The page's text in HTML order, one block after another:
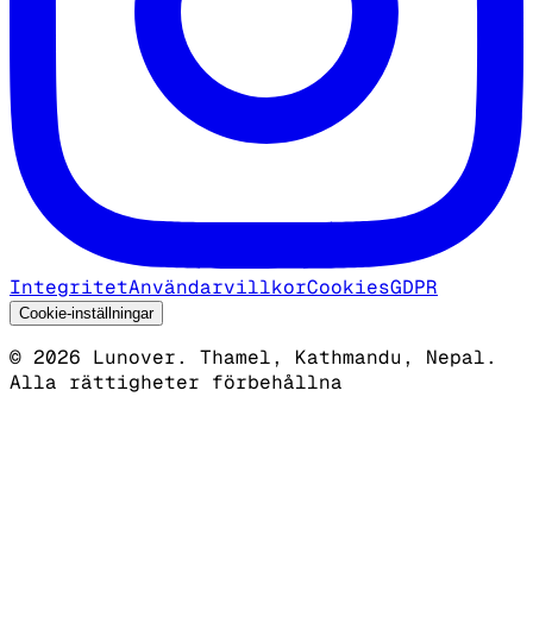
IntegritetAnvändarvillkorCookiesGDPR
Cookie-inställningar
© 2026 Lunover. Thamel, Kathmandu, Nepal.
Alla rättigheter förbehållna